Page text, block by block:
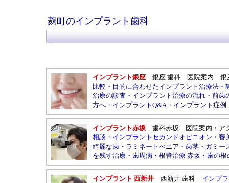
麹町のインプラント歯科
インプラント銀座 銀座 歯科 医院案内
銀
比較 ・ 目的に合わせたインプラント治療法 ・
治療の診査 ・ インプラント治療の流れ ・ 前歯
方へ ・ インプラントQ&A・ インプラント症例
インプラント赤坂 歯科赤坂 医院案内 ・ ア
相談 ・ インプラントセカンドオピニオン ・ 審
綺麗な歯 ・ ラミネートべニア ・ 歯茎 ・ ガミー
を残す治療 ・ 歯周病 ・ 根管治療 赤坂 ・ 歯の根
インプラント 西新井 西新井 歯科
インプ